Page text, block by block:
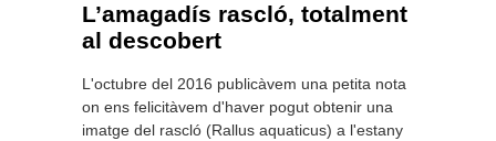
L’amagadís rascló, totalment
al descobert
L'octubre del 2016 publicàvem una petita nota
on ens felicitàvem d'haver pogut obtenir una
imatge del rascló (Rallus aquaticus) a l'estany